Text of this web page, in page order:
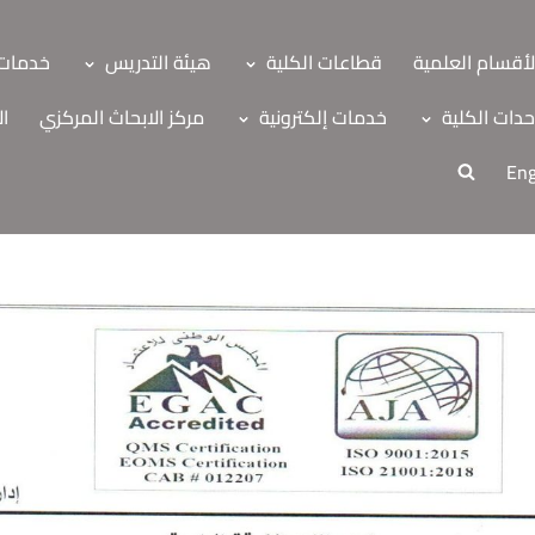
العلمية قطاعات الكلية هيئة التدريس
الكلية خدمات إلكترونية مركز الابحاث المركزي